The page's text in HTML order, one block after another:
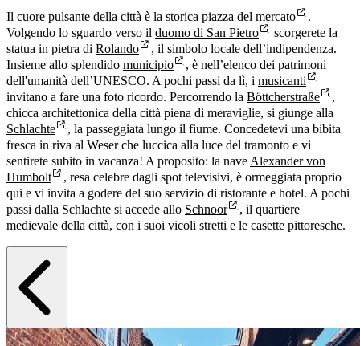
Il cuore pulsante della città è la storica piazza del mercato
.
Volgendo lo sguardo verso il duomo di San Pietro
scorgerete la
statua in pietra di Rolando
, il simbolo locale dell’indipendenza.
Insieme allo splendido municipio
, è nell’elenco dei patrimoni
dell'umanità dell’UNESCO. A pochi passi da lì, i musicanti
invitano a fare una foto ricordo. Percorrendo la Böttcherstraße
,
chicca architettonica della città piena di meraviglie, si giunge alla
Schlachte
, la passeggiata lungo il fiume. Concedetevi una bibita
fresca in riva al Weser che luccica alla luce del tramonto e vi
sentirete subito in vacanza! A proposito: la nave Alexander von
Humbolt
, resa celebre dagli spot televisivi, è ormeggiata proprio
qui e vi invita a godere del suo servizio di ristorante e hotel. A pochi
passi dalla Schlachte si accede allo Schnoor
, il quartiere
medievale della città, con i suoi vicoli stretti e le casette pittoresche.